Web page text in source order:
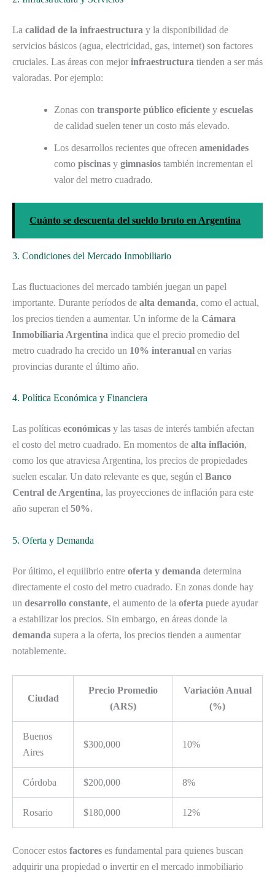
La calidad de la infraestructura y la disponibilidad de
servicios básicos (agua, electricidad, gas, internet) son factores
cruciales. Las áreas con mejor infraestructura tienden a ser más
valoradas. Por ejemplo:
Zonas con transporte público eficiente y escuelas
de calidad suelen tener un costo más elevado.
Los desarrollos recientes que ofrecen amenidades
como piscinas y gimnasios también incrementan el
valor del metro cuadrado.
Cuánto se descuenta del sueldo bruto en Argentina
3. Condiciones del Mercado Inmobiliario
Las fluctuaciones del mercado también juegan un papel
importante. Durante períodos de alta demanda, como el actual,
los precios tienden a aumentar. Un informe de la Cámara
Inmobiliaria Argentina indica que el precio promedio del
metro cuadrado ha crecido un 10% interanual en varias
provincias durante el último año.
4. Política Económica y Financiera
Las políticas económicas y las tasas de interés también afectan
el costo del metro cuadrado. En momentos de alta inflación,
como los que atraviesa Argentina, los precios de propiedades
suelen escalar. Un dato relevante es que, según el Banco
Central de Argentina, las proyecciones de inflación para este
año superan el 50%.
5. Oferta y Demanda
Por último, el equilibrio entre oferta y demanda determina
directamente el costo del metro cuadrado. En zonas donde hay
un desarrollo constante, el aumento de la oferta puede ayudar
a estabilizar los precios. Sin embargo, en áreas donde la
demanda supera a la oferta, los precios tienden a aumentar
notablemente.
Ciudad
Precio Promedio
(ARS)
Variación Anual
(%)
Buenos
Aires
$300,000 10%
Córdoba $200,000 8%
Rosario $180,000 12%
Conocer estos factores es fundamental para quienes buscan
adquirir una propiedad o invertir en el mercado inmobiliario